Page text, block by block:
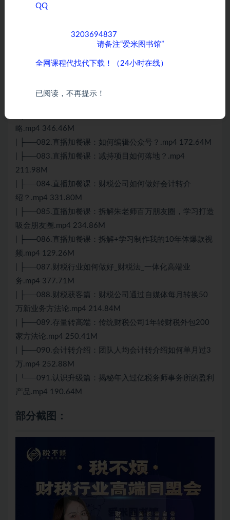
103.20M
| ├──078.模块11.5 建筑业相关筹划.mp4 83.68M
| ├──079.直播加餐课：“会计转介绍”如何落地.mp4
略.mp4 346.46M
| ├──082.直播加餐课：如何编辑公众号？.mp4 172.64M
| ├──083.直播加餐课：减持项目如何落地？.mp4
211.98M
| ├──084.直播加餐课：财税公司如何做好会计转介
绍？.mp4 331.80M
| ├──085.直播加餐课：拆解朱老师百万朋友圈，学习打造
吸金朋友圈.mp4 234.86M
| ├──086.直播加餐课：拆解+学习制作我的10年体爆款视
频.mp4 129.26M
| ├──087.财税行业如何做好_财税法_一体化高端业
务.mp4 377.71M
| ├──088.财税获客篇：财税公司通过自媒体每月转换50
万新业务方法论.mp4 214.84M
| ├──089.存量转高端：传统财税公司1年转财税外包200
家方法论.mp4 250.41M
| ├──090.会计转介绍：团队人均会计转介绍如何单月过3
万.mp4 252.88M
| └──091.认识升级篇：揭秘年入过亿税务师事务所的盈利
产品.mp4 190.64M
部分截图：
QQ
客服QQ：3203694837
为您服务，添加时请备注“爱米图书馆”
全网课程代找代下载！（24小时在线）
已阅读，不再提示！